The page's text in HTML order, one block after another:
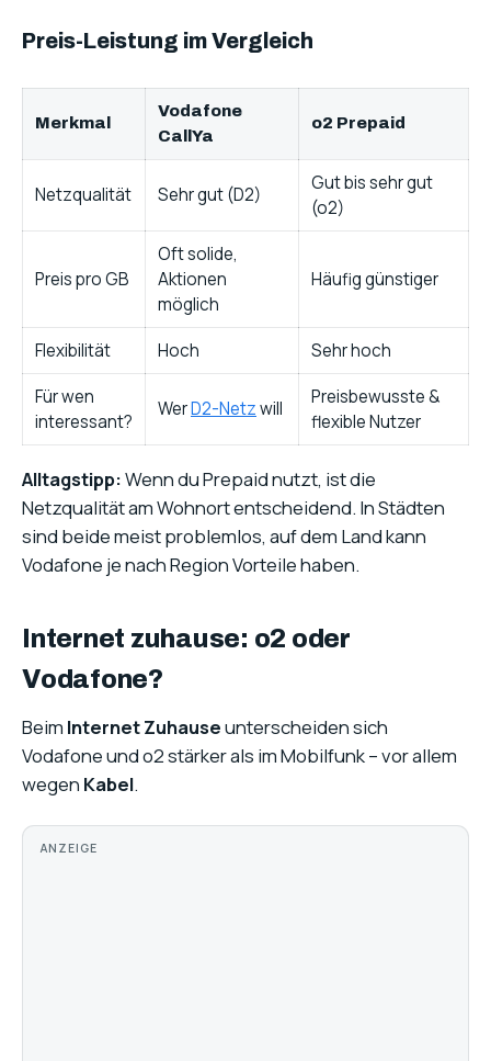
Preis-Leistung im Vergleich
Merkmal
Vodafone
CallYa
o2 Prepaid
Netzqualität Sehr gut (D2)
Gut bis sehr gut
(o2)
Preis pro GB
Oft solide,
Aktionen
möglich
Häufig günstiger
Flexibilität Hoch
Sehr hoch
Für wen
interessant?
WerD2-Netzwill
Preisbewusste &
flexible Nutzer
Alltagstipp:Wenn du Prepaid nutzt, ist die
Netzqualität am Wohnort entscheidend. In Städten
sind beide meist problemlos, auf dem Land kann
Vodafone je nach Region Vorteile haben.
Internet zuhause: o2 oder
Vodafone?
Beim Internet Zuhauseunterscheiden sich
Vodafone und o2 stärker als im Mobilfunk – vor allem
wegen Kabel.
ANZEIGE